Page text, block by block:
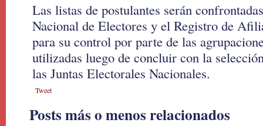
Las listas de postulantes serán
Nacional de Electores y el Registro de
para su control por parte de las
utilizadas luego de concluir con la
las Juntas Electorales Nacionales.
Tweet
Posts más o menos relacionados